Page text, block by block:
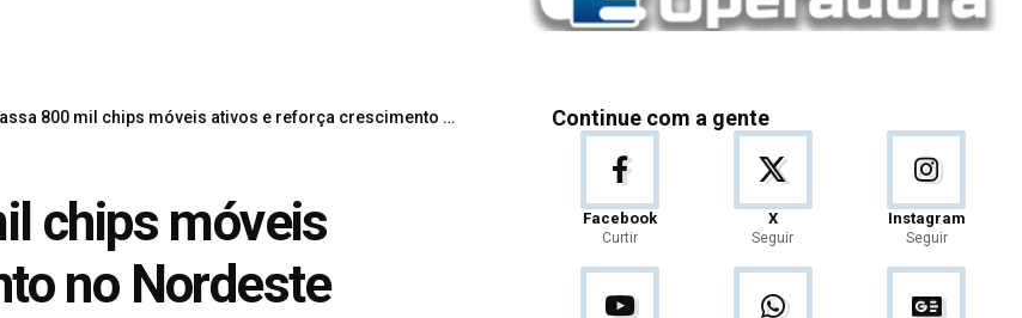
800 mil chips móveis ativos e reforça crescimento no Nordeste
chips móveis
no Nordeste
Continue com a gente
Facebook
Curtir
X
Seguir
Instagram
Seguir